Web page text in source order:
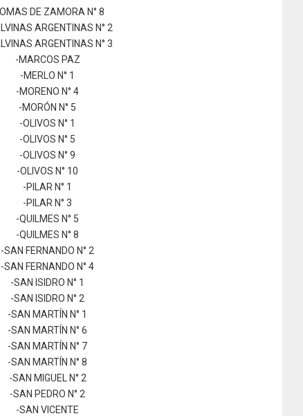
DE ZAMORA N° 8
ARGENTINAS N° 2
ARGENTINAS N° 3
-MARCOS PAZ
-MERLO N° 1
-MORENO N° 4
-MORÓN N° 5
-OLIVOS N° 1
-OLIVOS N° 5
-OLIVOS N° 9
-OLIVOS N° 10
-PILAR N° 1
-PILAR N° 3
-QUILMES N° 5
-QUILMES N° 8
-SAN FERNANDO N° 2
-SAN FERNANDO N° 4
-SAN ISIDRO N° 1
-SAN ISIDRO N° 2
-SAN MARTÍN N° 1
-SAN MARTÍN N° 6
-SAN MARTÍN N° 7
-SAN MARTÍN N° 8
-SAN MIGUEL N° 2
-SAN PEDRO N° 2
-SAN VICENTE